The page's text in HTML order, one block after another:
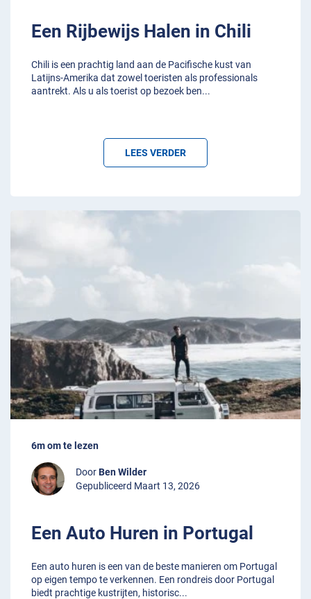
Een Rijbewijs Halen in Chili
Chili is een prachtig land aan de Pacifische kust van
Latijns-Amerika dat zowel toeristen als professionals
aantrekt. Als u als toerist op bezoek ben...
LEES VERDER
6m om te lezen
DoorBen Wilder
Gepubliceerd Maart 13, 2026
Een Auto Huren in Portugal
Een auto huren is een van de beste manieren om Portugal
op eigen tempo te verkennen. Een rondreis door Portugal
biedt prachtige kustrijten, historisc...